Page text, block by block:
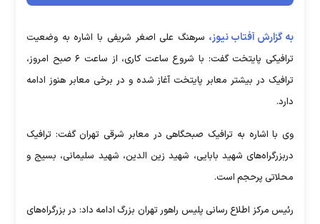
به گزارش آفتاب نیوز، سرهنگ علی اصغر شریفی با اشاره به وضعیت
ترافیکی پایتخت گفت: با شروع ساعت کاری، از ساعت ۶ صبح امروز،
ترافیک در بیشتر معابر پایتخت آغاز شده و در برخی معابر هنوز ادامه
دارد.
وی با اشاره به ترافیک صبحگاهی در معابر شرقی تهران گفت: ترافیک
دربزرگراه‌های شهید بابایی، شهید زین الدین، شهید سلیمانی، بسیج و
محلاتی پرحجم است.
رئیس مرکز اطلاع رسانی پلیس راهور تهران بزرگ ادامه داد: در بزرگراه‌های